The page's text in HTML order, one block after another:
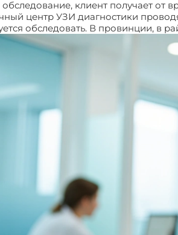
клиент получает от
центр УЗИ диагностики
обследовать. В провинции, в